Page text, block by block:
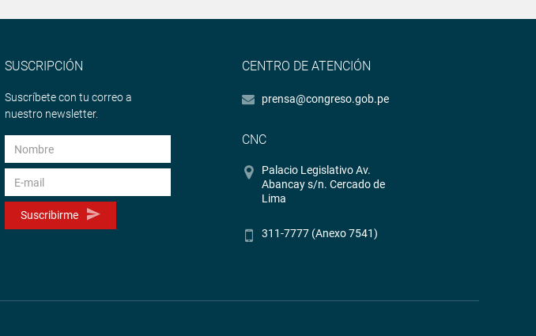
SUSCRIPCIÓN
Suscríbete con tu correo a
nuestro newsletter.
Suscribirme
CENTRO DE ATENCIÓN
prensa@congreso.gob.pe
CNC
Palacio Legislativo Av.
Abancay s/n. Cercado de
Lima
311-7777 (Anexo 7541)